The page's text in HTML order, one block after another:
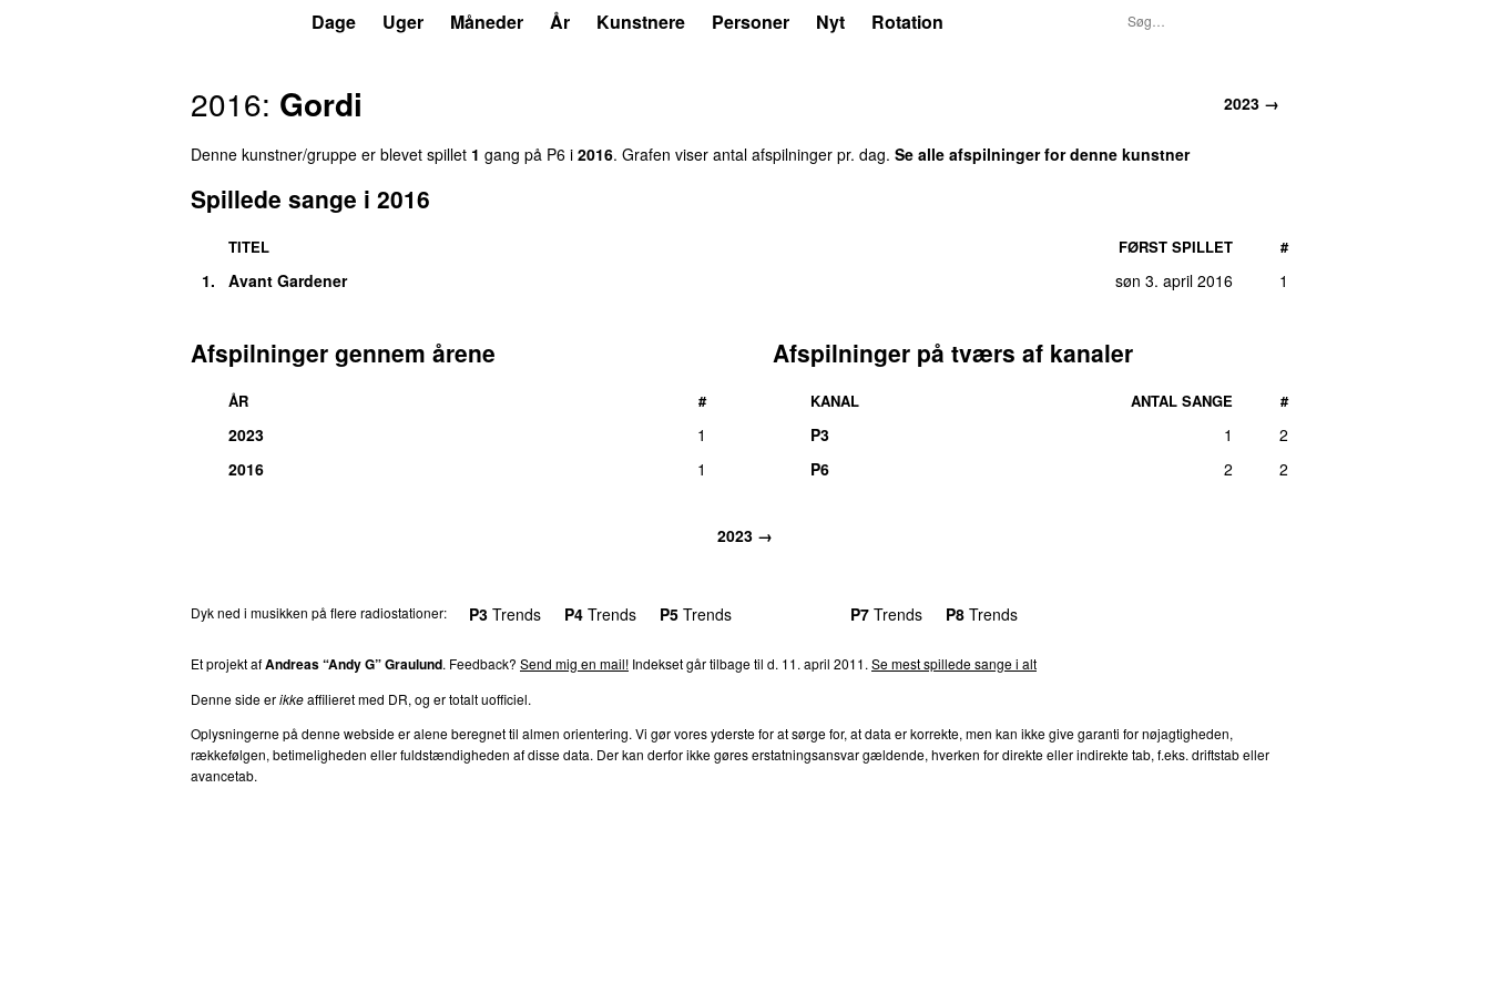
Dage Uger Måneder År Kunstnere Personer Nyt Rotation
2023 →
2016: Gordi
Denne kunstner/gruppe er blevet spillet 1 gang på P6 i 2016. Grafen viser antal afspilninger pr. dag. Se alle afspilninger for denne kunstner
Spillede sange i 2016
TITEL FØRST SPILLET #
1. Avant Gardener søn 3. april 2016 1
Afspilninger gennem årene
ÅR #
2023
1
2016
1
Afspilninger på tværs af kanaler
KANAL ANTAL SANGE #
P3 1
2
P6
2 2
2023 →
Dyk ned i musikken på flere radiostationer: P3 Trends P4 Trends P5 Trends P7 Trends P8 Trends
Et projekt afAndreas “Andy G” Graulund. Feedback? Send mig en mail! Indekset går tilbage til d. 11. april 2011. Se mest spillede sange i alt
Denne side erikkeaffilieret med DR, og er totalt uofficiel.
Oplysningerne på denne webside er alene beregnet til almen orientering. Vi gør vores yderste for at sørge for, at data er korrekte, men kan ikke give garanti for nøjagtigheden,
rækkefølgen, betimeligheden eller fuldstændigheden af disse data. Der kan derfor ikke gøres erstatningsansvar gældende, hverken for direkte eller indirekte tab, f.eks. driftstab eller
avancetab.